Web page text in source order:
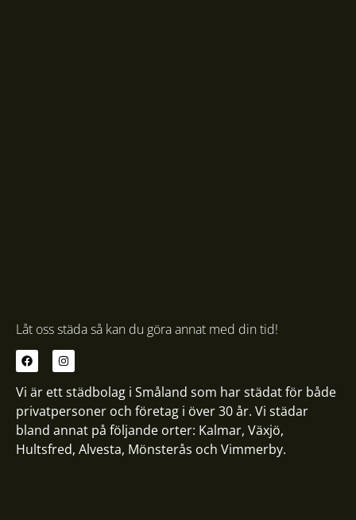
Låt oss städa så kan du göra annat med din tid!
Vi är ett städbolag i Småland som har städat för både
privatpersoner och företag i över 30 år. Vi städar
bland annat på följande orter: Kalmar, Växjö,
Hultsfred, Alvesta, Mönsterås och Vimmerby.